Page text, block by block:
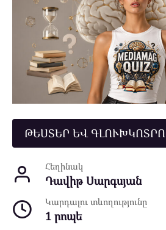
ԹԵՍՏԵՐ ԵՎ
Հեղինակ
Դավիթ Սարգսյան
Կարդալու տևողությունը
1 րոպե